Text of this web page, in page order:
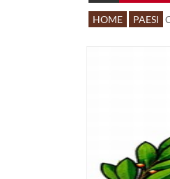
HOME PAESI